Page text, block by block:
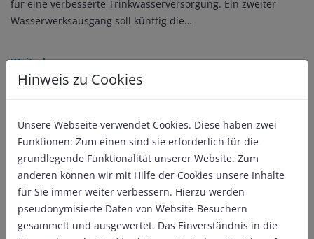
für eine verbesserte Trinkwasserversorgung. Ein zweiter
Wasserwerksausgang soll künftig die…
Weiterlesen
Hinweis zu Cookies
Unsere Webseite verwendet Cookies. Diese haben zwei
Funktionen: Zum einen sind sie erforderlich für die
grundlegende Funktionalität unserer Website. Zum
anderen können wir mit Hilfe der Cookies unsere Inhalte
für Sie immer weiter verbessern. Hierzu werden
pseudonymisierte Daten von Website-Besuchern
gesammelt und ausgewertet. Das Einverständnis in die